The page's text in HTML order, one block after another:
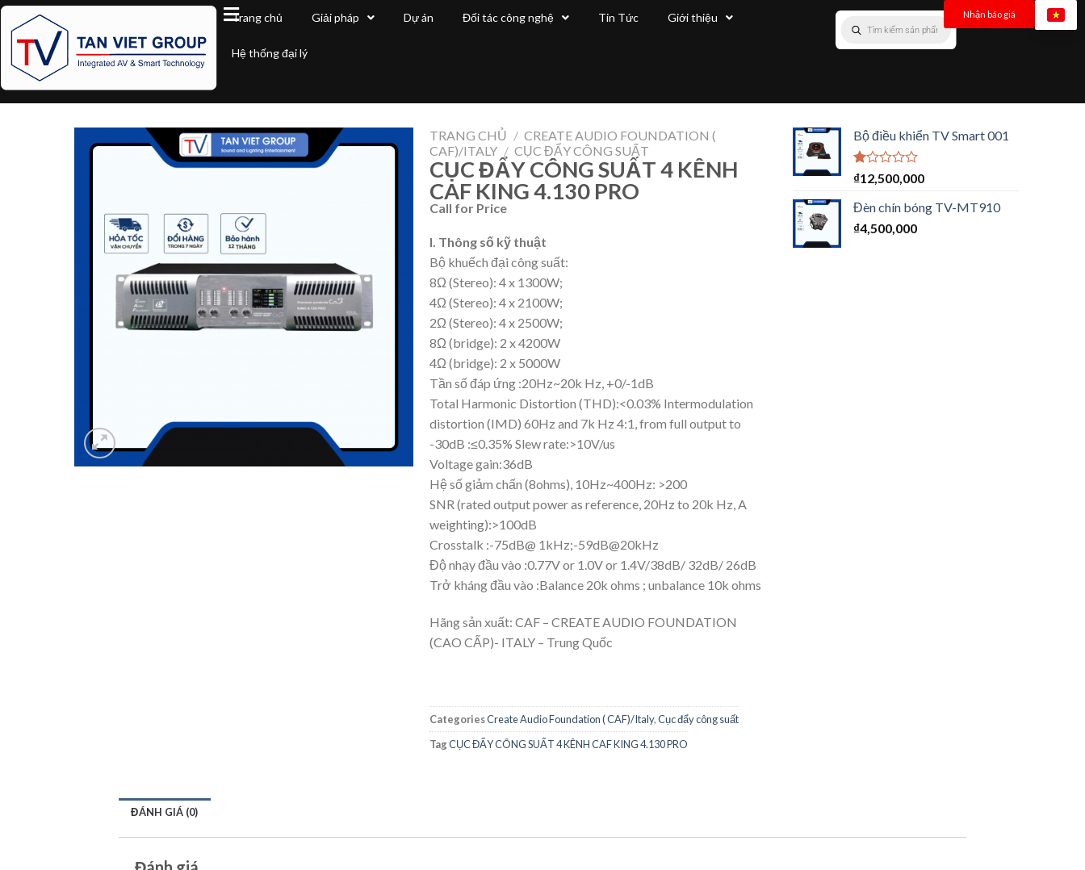
Trang chủ Giải pháp Dự án Đối tác công nghệ Tin Tức Giới thiệu
Hệ thống đại lý
Nhận báo giá
TRANG CHỦ / CREATE AUDIO FOUNDATION (
CAF)/ITALY / CỤC ĐẨY CÔNG SUẤT
CỤC ĐẨY CÔNG SUẤT 4 KÊNH
CAF KING 4.130 PRO
Call for Price
I. Thông số kỹ thuật
Bộ khuếch đại công suất:
8Ω (Stereo): 4 x 1300W;
4Ω (Stereo): 4 x 2100W;
2Ω (Stereo): 4 x 2500W;
8Ω (bridge): 2 x 4200W
4Ω (bridge): 2 x 5000W
Tần số đáp ứng :20Hz~20k Hz, +0/-1dB
Total Harmonic Distortion (THD):<0.03% Intermodulation
distortion (IMD) 60Hz and 7k Hz 4:1, from full output to
-30dB :≤0.35% Slew rate:>10V/us
Voltage gain:36dB
Hệ số giảm chấn (8ohms), 10Hz~400Hz: >200
SNR (rated output power as reference, 20Hz to 20k Hz, A
weighting):>100dB
Crosstalk :-75dB@ 1kHz;-59dB@20kHz
Độ nhạy đầu vào :0.77V or 1.0V or 1.4V/38dB/ 32dB/ 26dB
Trở kháng đầu vào :Balance 20k ohms ; unbalance 10k ohms
Hãng sản xuất: CAF – CREATE AUDIO FOUNDATION
(CAO CẤP)- ITALY – Trung Quốc
CategoriesCreate Audio Foundation ( CAF)/Italy,Cục đẩy công suất
TagCỤC ĐẨY CÔNG SUẤT 4 KÊNH CAF KING 4.130 PRO
Bộ điều khiển TV Smart 001
Được
hạng
1.00
5
₫12,500,000
Đèn chín bóng TV-MT910
₫4,500,000
ĐÁNH GIÁ (0)